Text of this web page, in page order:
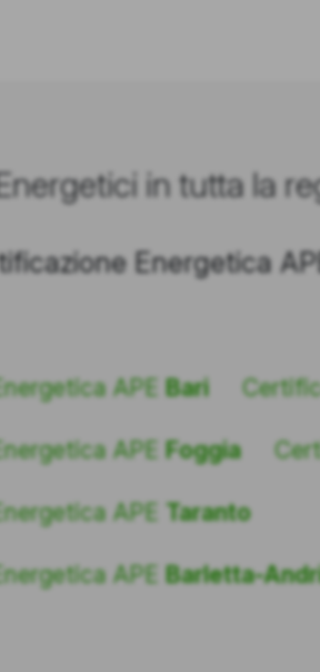
in tutta la
Energetica
APE Bari
APE Foggia
APE Taranto
APE Barletta-